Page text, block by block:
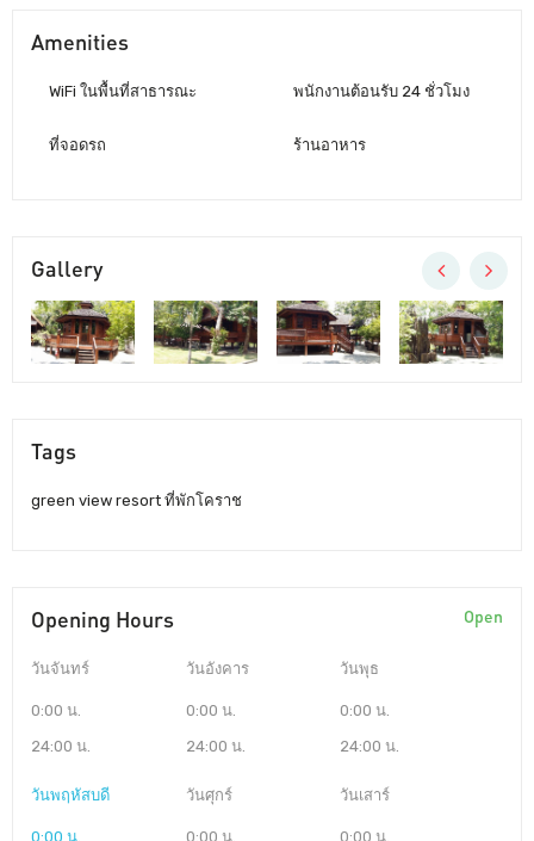
Amenities
WiFi ในพื้นที่สาธารณะ
ที่จอดรถ
พนักงานต้อนรับ 24 ชั่วโมง
ร้านอาหาร
Gallery
Tags
green view resort ที่พักโคราช
Opening Hours Open
วันจันทร์
0:00 น.
24:00 น.
วันอังคาร
0:00 น.
24:00 น.
วันพุธ
0:00 น.
24:00 น.
วันพฤหัสบดี
0:00 น.
วันศุกร์
0:00 น.
วันเสาร์
0:00 น.